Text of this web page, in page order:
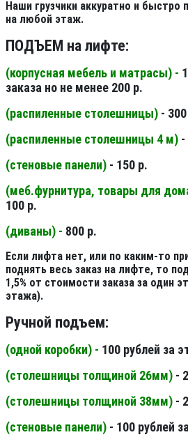
Наши грузчики аккуратно и
на любой этаж.
ПОДЪЕМ на лифте:
(корпусная мебель и матрасы) -
заказа но не менее 200 р.
(распиленные столешницы) -
(распиленные столешницы 4 м) -
(стеновые панели) - 150 р.
(меб.фурнитура, товары для
100 р.
(диваны) - 800 р.
Если лифта нет, или по каким-то
поднять весь заказ на лифте, то
1,5% от стоимости заказа за один
этажа).
Ручной подъем:
(одной коробки) - 100 рублей за
(столешницы толщиной 26мм) -
(столешницы толщиной 38мм) -
(стеновые панели) - 100 рублей